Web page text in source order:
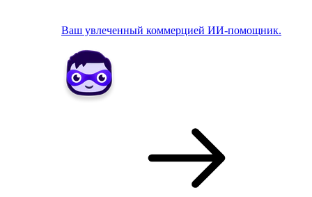
Ваш увлеченный коммерцией ИИ-помощник.